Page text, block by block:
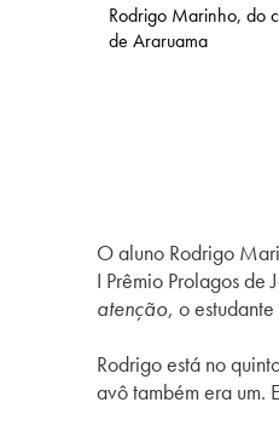
Rodrigo Marinho, do
de Araruama
O aluno Rodrigo
I Prêmio Prolagos de
atenção, o
Rodrigo está no
avô também era um.